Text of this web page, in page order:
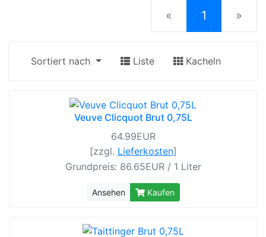
« 1 (current)
»
Sortiert nach Liste Kacheln
Veuve Clicquot Brut 0,75L
64.99EUR
[zzgl. Lieferkosten]
Grundpreis: 86.65EUR / 1 Liter
Ansehen Kaufen